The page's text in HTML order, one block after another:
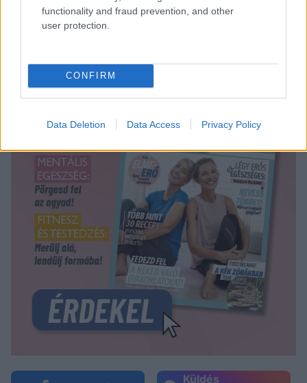
functionality and fraud prevention, and other
user protection.
CONFIRM
Data Deletion Data Access Privacy Policy
Küldés